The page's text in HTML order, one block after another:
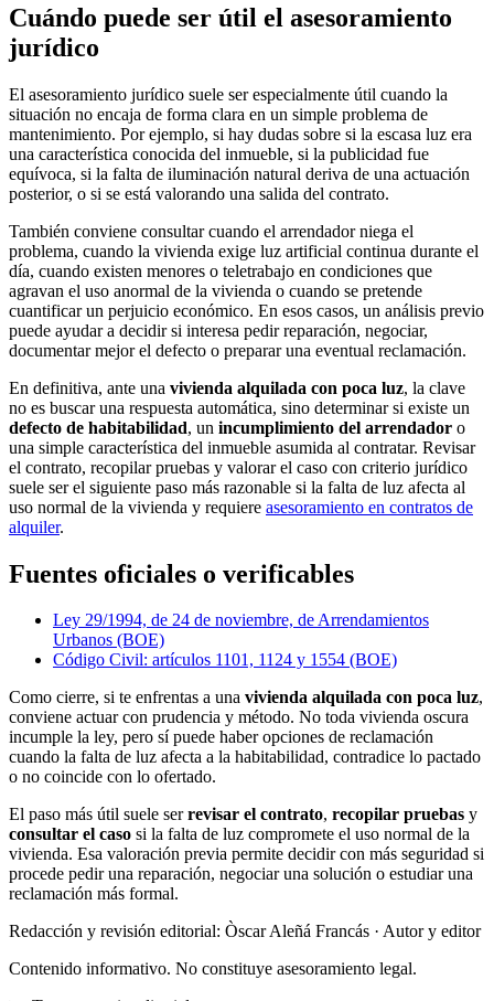
Cuándo puede ser útil el asesoramiento
jurídico
El asesoramiento jurídico suele ser especialmente útil cuando la
situación no encaja de forma clara en un simple problema de
mantenimiento. Por ejemplo, si hay dudas sobre si la escasa luz era
una característica conocida del inmueble, si la publicidad fue
equívoca, si la falta de iluminación natural deriva de una actuación
posterior, o si se está valorando una salida del contrato.
También conviene consultar cuando el arrendador niega el
problema, cuando la vivienda exige luz artificial continua durante el
día, cuando existen menores o teletrabajo en condiciones que
agravan el uso anormal de la vivienda o cuando se pretende
cuantificar un perjuicio económico. En esos casos, un análisis previo
puede ayudar a decidir si interesa pedir reparación, negociar,
documentar mejor el defecto o preparar una eventual reclamación.
En definitiva, ante una vivienda alquilada con poca luz, la clave
no es buscar una respuesta automática, sino determinar si existe un
defecto de habitabilidad, un incumplimiento del arrendador o
una simple característica del inmueble asumida al contratar. Revisar
el contrato, recopilar pruebas y valorar el caso con criterio jurídico
suele ser el siguiente paso más razonable si la falta de luz afecta al
uso normal de la vivienda y requiere asesoramiento en contratos de
alquiler.
Fuentes oficiales o verificables
Ley 29/1994, de 24 de noviembre, de Arrendamientos
Urbanos (BOE)
Código Civil: artículos 1101, 1124 y 1554 (BOE)
Como cierre, si te enfrentas a una vivienda alquilada con poca luz,
conviene actuar con prudencia y método. No toda vivienda oscura
incumple la ley, pero sí puede haber opciones de reclamación
cuando la falta de luz afecta a la habitabilidad, contradice lo pactado
o no coincide con lo ofertado.
El paso más útil suele serrevisar el contrato, recopilar pruebas y
consultar el caso si la falta de luz compromete el uso normal de la
vivienda. Esa valoración previa permite decidir con más seguridad si
procede pedir una reparación, negociar una solución o estudiar una
reclamación más formal.
Redacción y revisión editorial: Òscar Aleñá Francás · Autor y editor
Contenido informativo. No constituye asesoramiento legal.